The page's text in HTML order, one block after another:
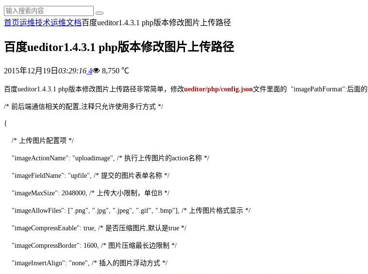
首页运维技术运维文档百度ueditor1.4.3.1 php版本修改图片上传路径
百度ueditor1.4.3.1 php版本修改图片上传路径
2015年12月19日 03:29:16 4 8,750 ℃
百度ueditor1.4.3.1 php版本修改图片上传路径非常简单，修改ueditor/php/config.json文件里面的 "imagePathFormat":后面的
/* 前后端通信相关的配置,注释只允许使用多行方式 */
{
/* 上传图片配置项 */
"imageActionName": "uploadimage", /* 执行上传图片的action名称 */
"imageFieldName": "upfile", /* 提交的图片表单名称 */
"imageMaxSize": 2048000, /* 上传大小限制，单位B */
"imageAllowFiles": [".png", ".jpg", ".jpeg", ".gif", ".bmp"], /* 上传图片格式显示 */
"imageCompressEnable": true, /* 是否压缩图片,默认是true */
"imageCompressBorder": 1600, /* 图片压缩最长边限制 */
"imageInsertAlign": "none", /* 插入的图片浮动方式 */